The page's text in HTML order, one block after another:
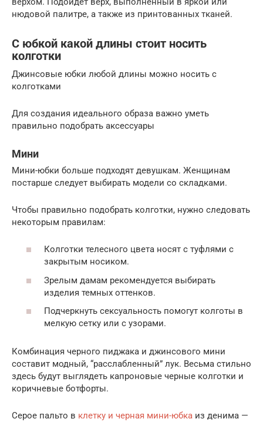
нюдовой палитре, а также из принтованных тканей.
С юбкой какой длины стоит носить
колготки
Джинсовые юбки любой длины можно носить с
колготками
Для создания идеального образа важно уметь
правильно подобрать аксессуары
Мини
Мини-юбки больше подходят девушкам. Женщинам
постарше следует выбирать модели со складками.
Чтобы правильно подобрать колготки, нужно следовать
некоторым правилам:
Колготки телесного цвета носят с туфлями с
закрытым носиком.
Зрелым дамам рекомендуется выбирать
изделия темных оттенков.
Подчеркнуть сексуальность помогут колготы в
мелкую сетку или с узорами.
Комбинация черного пиджака и джинсового мини
составит модный, “расслабленный” лук. Весьма стильно
здесь будут выглядеть капроновые черные колготки и
коричневые ботфорты.
Серое пальто в клетку и черная мини-юбка из денима —